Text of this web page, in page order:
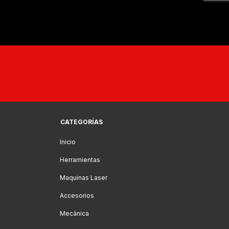
CATEGORÍAS
Inicio
Herramientas
Maquinas Laser
Accesorios
Mecánica